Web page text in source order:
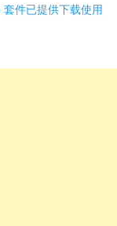
件已提供下载使用